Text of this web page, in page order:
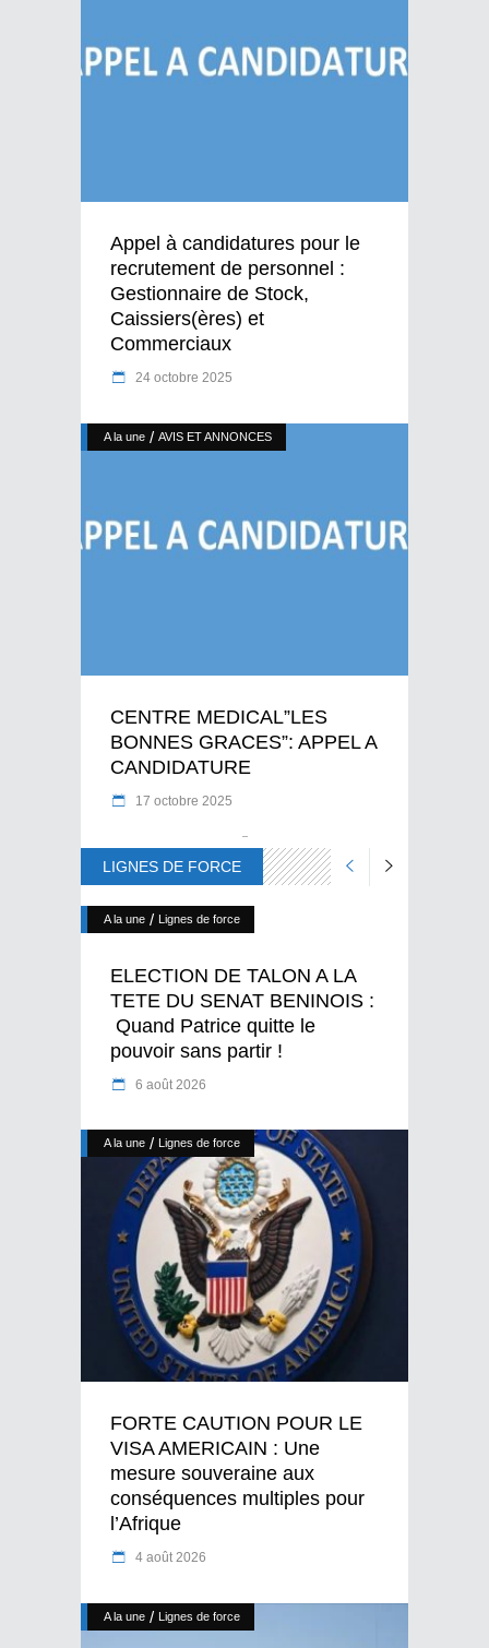
Appel à candidatures pour le
recrutement de personnel :
Gestionnaire de Stock,
Caissiers(ères) et
Commerciaux
24 octobre 2025
A la une / AVIS ET ANNONCES
CENTRE MEDICAL”LES
BONNES GRACES”: APPEL A
CANDIDATURE
17 octobre 2025
LIGNES DE FORCE
A la une / Lignes de force
ELECTION DE TALON A LA
TETE DU SENAT BENINOIS :
Quand Patrice quitte le
pouvoir sans partir !
6 août 2026
A la une / Lignes de force
FORTE CAUTION POUR LE
VISA AMERICAIN : Une
mesure souveraine aux
conséquences multiples pour
l’Afrique
4 août 2026
A la une / Lignes de force